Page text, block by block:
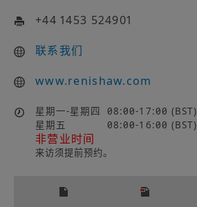
+44 1453 524901
联系我们
www.renishaw.com
星期一-星期四
08:00-17:00 (BST)
星期五
08:00-16:00 (BST)
非营业时间
来访须提前预约。